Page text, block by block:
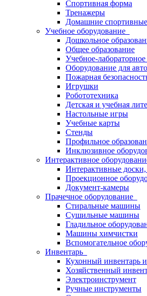
Спортивная форма
Тренажеры
Домашние
Учебное оборудование
Дошкольное
Общее образование
Учебное-
Оборудование для
Пожарная
Игрушки
Робототехника
Детская и учебная
Настольные игры
Учебные карты
Стенды
Профильное
Инклюзивное
Интерактивное
Интерактивные
Проекционное
Документ-камеры
Прачечное оборудование
Стиральные машины
Сушильные машины
Гладильное
Машины химчистки
Вспомогательное
Инвентарь
Кухонный инвентарь и
Хозяйственный
Электроинструмент
Ручные инструменты